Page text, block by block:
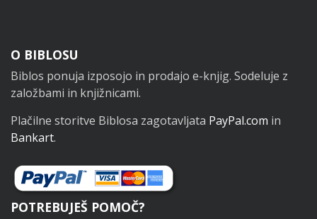
Noga
O BIBLOSU
Biblos ponuja izposojo in prodajo e-knjig. Sodeluje z
založbami in knjižnicami.
Plačilne storitve Biblosa zagotavljata PayPal.com in
Bankart.
POTREBUJEŠ POMOČ?